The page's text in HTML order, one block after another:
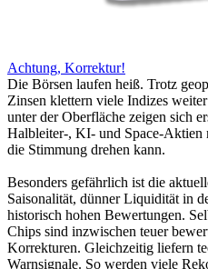
Achtung, Korrektur!
Die Börsen laufen heiß. Trotz
Zinsen klettern viele Indizes
unter der Oberfläche zeigen sich
Halbleiter-, KI- und Space-Aktien
die Stimmung drehen kann.
Besonders gefährlich ist die
Saisonalität, dünner Liquidität in
historisch hohen Bewertungen.
Chips sind inzwischen teuer
Korrekturen. Gleichzeitig liefern
Warnsignale. So werden viele